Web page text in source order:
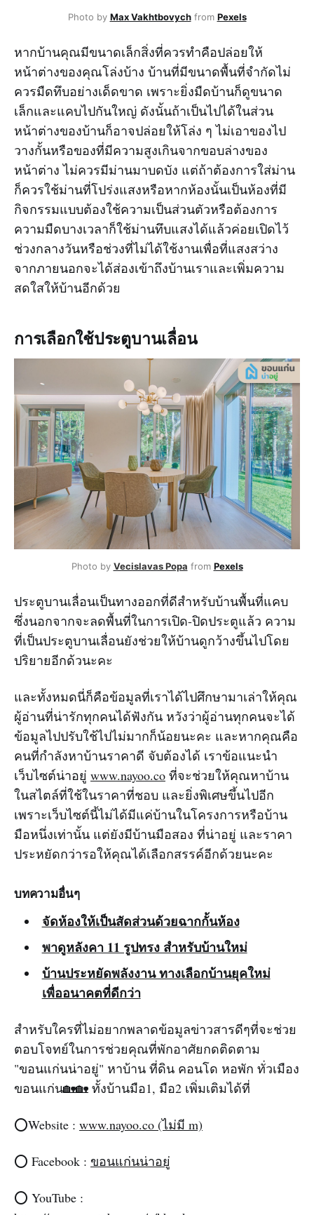
Photo by Max Vakhtbovychfrom Pexels
หากบ้านคุณมีขนาดเล็กสิ่งที่ควรทำคือปล่อยให้
หน้าต่างของคุณโล่งบ้าง บ้านที่มีขนาดพื้นที่จำกัดไม่
ควรมืดทึบอย่างเด็ดขาด เพราะยิ่งมืดบ้านก็ดูขนาด
เล็กและแคบไปกันใหญ่ ดังนั้นถ้าเป็นไปได้ในส่วน
หน้าต่างของบ้านก็อาจปล่อยให้โล่ง ๆ ไม่เอาของไป
วางกั้นหรือของที่มีความสูงเกินจากขอบล่างของ
หน้าต่าง ไม่ควรมีม่านมาบดบัง แต่ถ้าต้องการใส่ม่าน
ก็ควรใช้ม่านที่โปร่งแสงหรือหากห้องนั้นเป็นห้องที่มี
กิจกรรมแบบต้องใช้ความเป็นส่วนตัวหรือต้องการ
ความมืดบางเวลาก็ใช้ม่านทึบแสงได้แล้วค่อยเปิดไว้
ช่วงกลางวันหรือช่วงที่ไม่ได้ใช้งานเพื่อที่แสงสว่าง
จากภายนอกจะได้ส่องเข้าถึงบ้านเราและเพิ่มความ
สดใสให้บ้านอีกด้วย
การเลือกใช้ประตูบานเลื่อน
Photo by Vecislavas Popa from Pexels
ประตูบานเลื่อนเป็นทางออกที่ดีสำหรับบ้านพื้นที่แคบ
ซึ่งนอกจากจะลดพื้นที่ในการเปิด-ปิดประตูแล้ว ความ
ที่เป็นประตูบานเลื่อนยังช่วยให้บ้านดูกว้างขึ้นไปโดย
ปริยายอีกด้วนะคะ
และทั้งหมดนี่ก็คือข้อมูลที่เราได้ไปศึกษามาเล่าให้คุณ
ผู้อ่านที่น่ารักทุกคนได้ฟังกัน หวังว่าผู้อ่านทุกคนจะได้
ข้อมูลไปปรับใช้ไปไม่มากก็น้อยนะคะ และหากคุณคือ
คนที่กำลังหาบ้านราคาดี จับต้องได้ เราข้อแนะนำ
เว็บไซต์น่าอยู่ www.nayoo.co ที่จะช่วยให้คุณหาบ้าน
ในสไตล์ที่ใช้ในราคาที่ชอบ และยิ่งพิเศษขึ้นไปอีก
เพราะเว็บไซต์นี้ไม่ได้มีแค่บ้านในโครงการหรือบ้าน
มือหนึ่งเท่านั้น แต่ยังมีบ้านมือสอง ที่น่าอยู่ และราคา
ประหยัดกว่ารอให้คุณได้เลือกสรรค์อีกด้วยนะคะ
บทความอื่นๆ
จัดห้องให้เป็นสัดส่วนด้วยฉากกั้นห้อง
พาดูหลังคา 11 รูปทรง สำหรับบ้านใหม่
บ้านประหยัดพลังงาน ทางเลือกบ้านยุคใหม่
เพื่ออนาคตที่ดีกว่า
สำหรับใครที่ไม่อยากพลาดข้อมูลข่าวสารดีๆที่จะช่วย
ตอบโจทย์ในการช่วยคุณที่พักอาศัยกดติดตาม
"ขอนแก่นน่าอยู่" หาบ้าน ที่ดิน คอนโด หอพัก ทั่วเมือง
ขอนแก่น‌‌🏡🏡 ทั้งบ้านมือ1, มือ2 เพิ่มเติมได้ที่‌‌
⭕️Website : www.nayoo.co (ไม่มี m)
⭕️ Facebook : ขอนแก่นน่าอยู่‌‌
⭕️ YouTube :